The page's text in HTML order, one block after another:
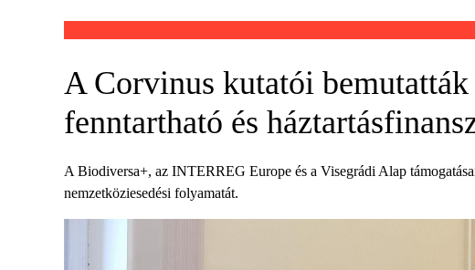
A Corvinus kutatói
fenntartható és
A Biodiversa+, az INTERREG Europe és a Visegrádi Alap
nemzetköziesedési folyamatát.